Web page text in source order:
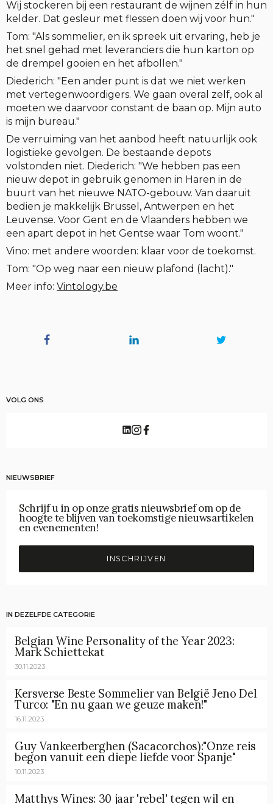
Wij stockeren bij een restaurant de wijnen zélf in hun
kelder. Dat gesleur met flessen doen wij voor hun."
Tom: "Als sommelier, en ik spreek uit ervaring, heb je
het snel gehad met leveranciers die hun karton op
de drempel gooien en het afbollen."
Diederich: "Een ander punt is dat we niet werken
met vertegenwoordigers. We gaan overal zelf, ook al
moeten we daarvoor constant de baan op. Mijn auto
is mijn bureau."
De verruiming van het aanbod heeft natuurlijk ook
logistieke gevolgen. De bestaande depots
volstonden niet. Diederich: "We hebben pas een
nieuw depot in gebruik genomen in Haren in de
buurt van het nieuwe NATO-gebouw. Van daaruit
bedien je makkelijk Brussel, Antwerpen en het
Leuvense. Voor Gent en de Vlaanders hebben we
een apart depot in het Gentse waar Tom woont."
Vino: met andere woorden: klaar voor de toekomst.
Tom: "Op weg naar een nieuw plafond (lacht)."
Meer info: Vintology.be
VOLG ONS
NIEUWSBRIEF
Schrijf u in op onze gratis nieuwsbrief om op de
hoogte te blijven van toekomstige nieuwsartikelen
en evenementen!
INSCHRIJVEN
IN DEZELFDE CATEGORIE
Belgian Wine Personality of the Year 2023:
Mark Schiettekat
30.11.2023
Kersverse Beste Sommelier van België Jeno Del
Turco: "En nu gaan we geuze maken!"
16.11.2023
Guy Vankeerberghen (Sacacorchos):"Onze reis
begon vanuit een diepe liefde voor Spanje"
10.11.2023
Matthys Wines: 30 jaar 'rebel' tegen wil en